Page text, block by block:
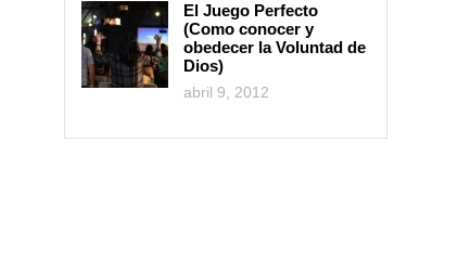
El Juego Perfecto
(Como conocer y
obedecer la Voluntad de
Dios)
abril 9, 2012